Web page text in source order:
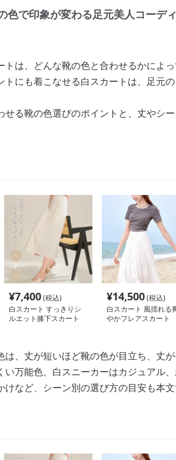
色で印象が変わる足元美人コーデ
は、どんな靴の色と合わせるかによっ
トにも着こなせる白スカートは、足元
せる靴の色選びのポイントと、丈やシ
¥7,400(税込)
白スカート すっきりシ
ルエット膝下スカート
¥14,500(税込)
白スカート 風揺れる
やかフレアスカート
、丈が短いほど靴の色が目立ち、丈
万能色、白スニーカーはカジュアル
など、シーン別の選び方の目安も本文